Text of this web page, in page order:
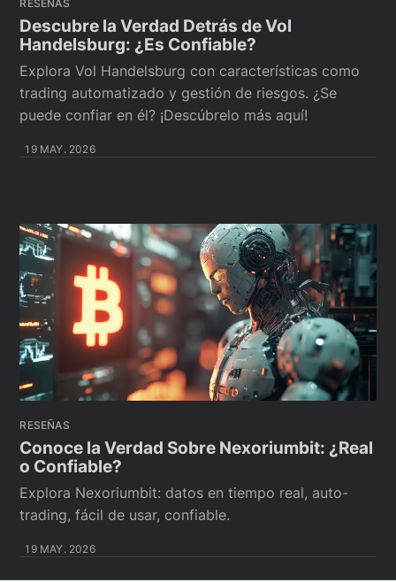
RESEÑAS
Descubre la Verdad Detrás de Vol
Handelsburg: ¿Es Confiable?
Explora Vol Handelsburg con características como
trading automatizado y gestión de riesgos. ¿Se
puede confiar en él? ¡Descúbrelo más aquí!
19 MAY. 2026
RESEÑAS
Conoce la Verdad Sobre Nexoriumbit: ¿Real
o Confiable?
Explora Nexoriumbit: datos en tiempo real, auto-
trading, fácil de usar, confiable.
19 MAY. 2026